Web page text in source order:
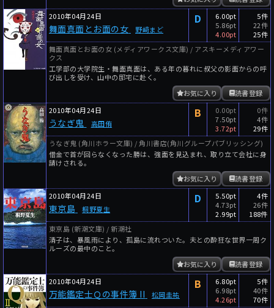
2010年04月24日
舞面真面とお面の女 野﨑まど
D
6.00pt
5.86pt
4.00pt
5件
22件
25件
舞面真面とお面の女 (メディアワークス文庫) / アスキーメディアワー
クス
工学部の大学院生・舞面真面は、ある年の暮れに叔父の影面からの呼
び出しを受け、山中の邸宅に赴く。
読書登録
お気に入り
2010年04月24日
うなぎ鬼 高田侑
B
0.00pt
7.50pt
3.72pt
0件
4件
29件
うなぎ鬼 (角川ホラー文庫) / 角川書店(角川グループパブリッシング)
借金で首が回らなくなった勝は、強面を見込まれ、取り立て会社に身
請けされる。
読書登録
お気に入り
2010年04月24日
東京島 桐野夏生
D
5.50pt
4.73pt
2.99pt
4件
26件
188件
東京島 (新潮文庫) / 新潮社
清子は、暴風雨により、孤島に流れついた。夫との酔狂な世界一周ク
ルーズの最中のこと。
読書登録
お気に入り
2010年04月24日
万能鑑定士Ｑの事件簿 II 松岡圭祐
B
6.80pt
6.98pt
4.26pt
5件
40件
70件